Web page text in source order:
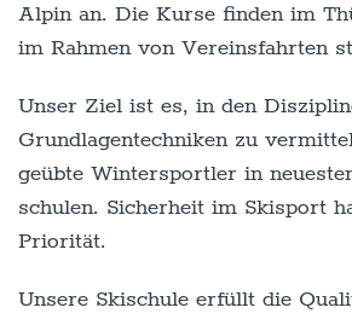
Alpin an. Die Kurse finden im
im Rahmen von Vereinsfahrten
Unser Ziel ist es, in den
Grundlagentechniken zu
geübte Wintersportler in
schulen. Sicherheit im Skisport
Priorität.
Unsere Skischule erfüllt die